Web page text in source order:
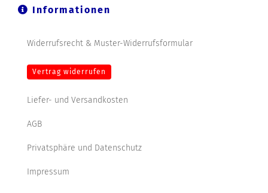
Informationen
Widerrufsrecht & Muster-Widerrufsformular
Vertrag widerrufen
Liefer- und Versandkosten
AGB
Privatsphäre und Datenschutz
Impressum